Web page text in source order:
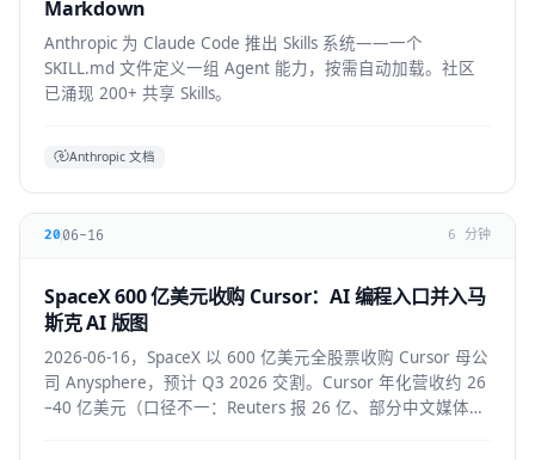
Markdown
Anthropic 为 Claude Code 推出 Skills 系统——一个
SKILL.md 文件定义一组 Agent 能力，按需自动加载。社区
已涌现 200+ 共享 Skills。
Anthropic 文档
2006-16 6 分钟
SpaceX 600 亿美元收购 Cursor：AI 编程入口并入马
斯克 AI 版图
2026-06-16，SpaceX 以 600 亿美元全股票收购 Cursor 母公
司 Anysphere，预计 Q3 2026 交割。Cursor 年化营收约 26
–40 亿美元（口径不一：Reuters 报 26 亿、部分中文媒体报